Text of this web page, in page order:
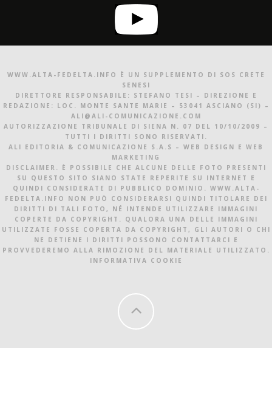
WWW.ALTA-FEDELTA.INFO È UN SUPPLEMENTO DI SOS CRETE
SENESI
DIRETTORE RESPONSABILE: STEFANO TESI – DIREZIONE E
REDAZIONE: LOC. MONTE SANTE MARIE – 53041 ASCIANO (SI) –
ALI@ALI-COMUNICAZIONE.COM
AUTORIZZAZIONE TRIBUNALE DI SIENA N. 07 DEL 10/10/2009 –
TUTTI I DIRITTI SONO RISERVATI.
ALI EDITORIA & COMUNICAZIONE S.A.S – WEB DESIGN E WEB
MARKETING
DISCLAIMER. È POSSIBILE CHE ALCUNE DELLE FOTO PRESENTI
SU QUESTO SITO SIANO STATE REPERITE SU INTERNET E
QUINDI CONSIDERATE DI PUBBLICO DOMINIO. WWW.ALTA-
FEDELTA.INFO NON PUÒ CONSIDERARSI QUINDI TITOLARE DEI
DIRITTI DI TALI FOTO, NÉ INTENDE UTILIZZARE IMMAGINI
COPERTE DA COPYRIGHT. QUALORA UNA DELLE IMMAGINI
UTILIZZATE FOSSE COPERTA DA COPYRIGHT, GLI AUTORI O CHI
NE DETIENE I DIRITTI POSSONO CONTATTARCI E
PROVVEDEREMO ALLA RIMOZIONE DEL MATERIALE UTILIZZATO.
INFORMATIVA COOKIE